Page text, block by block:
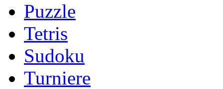
Puzzle
Tetris
Sudoku
Turniere